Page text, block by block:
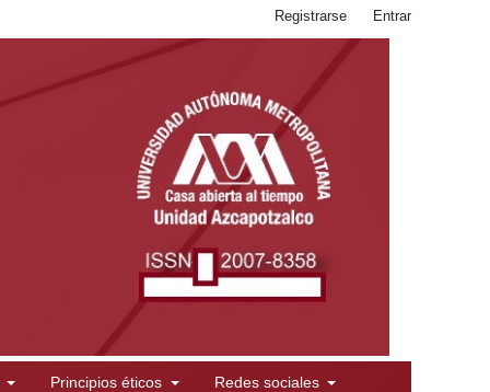
Principios éticos Redes sociales
Registrarse Entrar